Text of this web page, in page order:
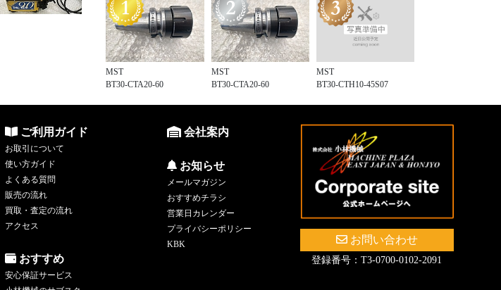
MST
BT30-CTA20-60
MST
BT30-CTA20-60
MST
BT30-CTH10-45S07
ご利用ガイド
お取引について
使い方ガイド
よくある質問
販売の流れ
買取・査定の流れ
アクセス
おすすめ
安心保証サービス
会社案内
お知らせ
メールマガジン
おすすめチラシ
営業日カレンダー
プライバシーポリシー
KBK
お問い合わせ
登録番号：T3-0700-0102-2091